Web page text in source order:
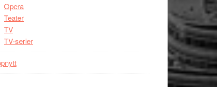
Opera
Teater
TV
TV-serier